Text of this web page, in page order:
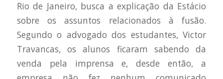
Rio de Janeiro, busca a explicação da Estácio
sobre os assuntos relacionados à fusão.
Segundo o advogado dos estudantes, Victor
Travancas, os alunos ficaram sabendo da
venda pela imprensa e, desde então, a